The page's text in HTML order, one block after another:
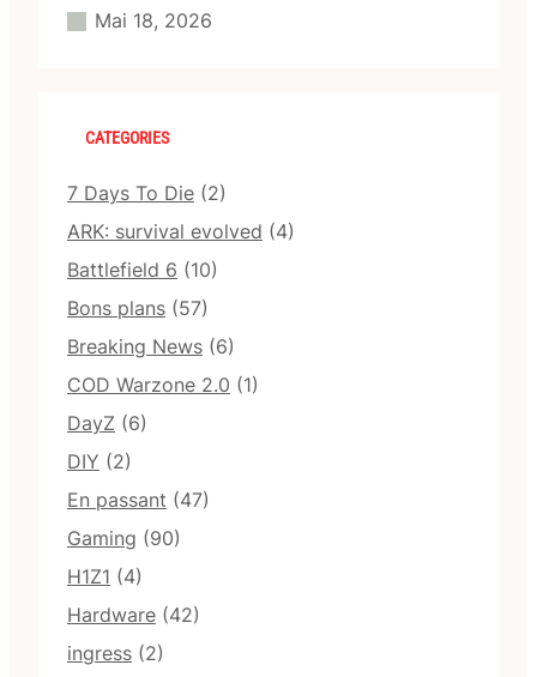
Mai 18, 2026
CATEGORIES
7 Days To Die (2)
ARK: survival evolved (4)
Battlefield 6 (10)
Bons plans (57)
Breaking News (6)
COD Warzone 2.0 (1)
DayZ (6)
DIY (2)
En passant (47)
Gaming (90)
H1Z1 (4)
Hardware (42)
ingress (2)